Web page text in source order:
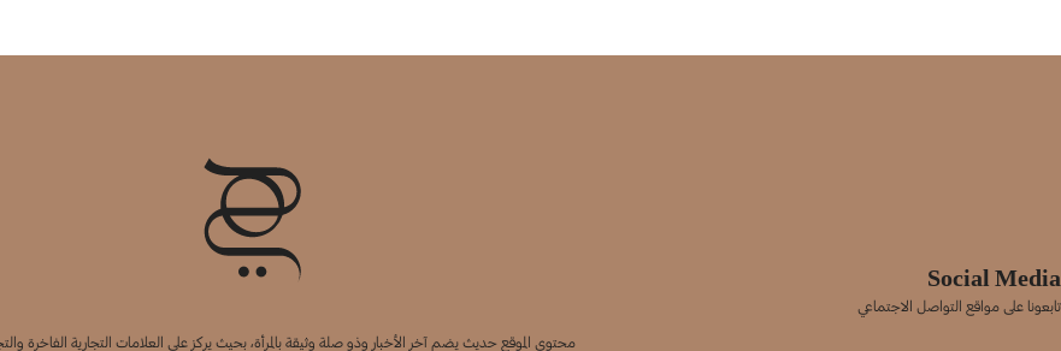
محتوى الموقع حديث يضم آخر الأخبار وذو صلة وثيقة بالمرأة، بحيث يركز على العلامات التجارية الفاخرة
Social Media
تابعونا على مواقع التواصل الاجتماعي